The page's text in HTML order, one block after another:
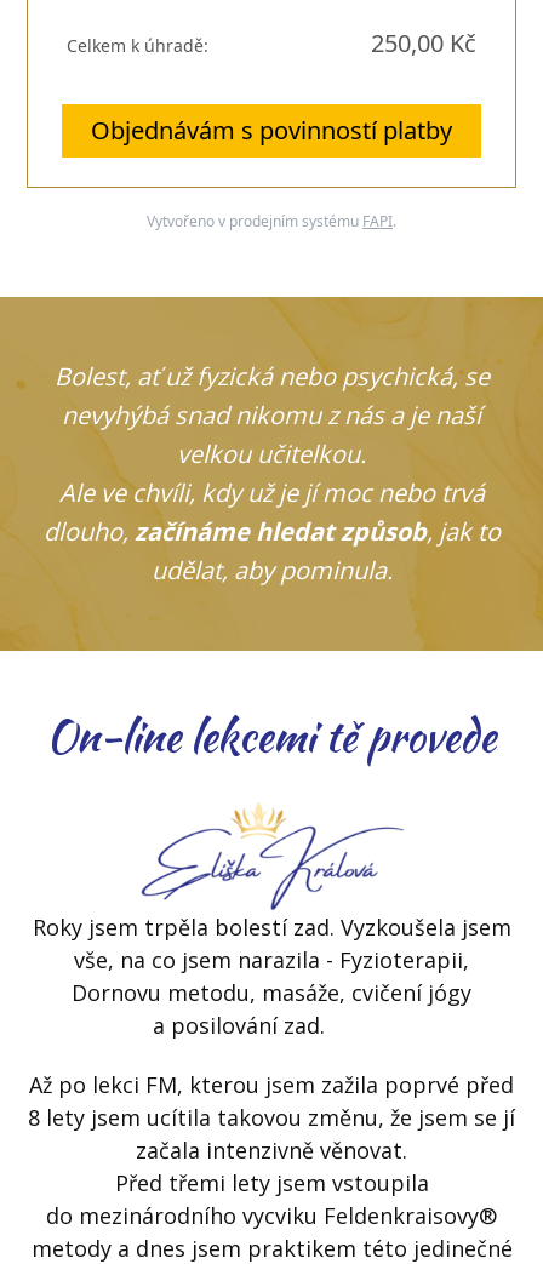
Celkem k úhradě: 250,00 Kč
Objednávám s povinností platby
Vytvořeno v prodejním systému FAPI.
Bolest, ať už fyzická nebo psychická, se
nevyhýbá snad nikomu z nás a je naší
velkou učitelkou.
Ale ve chvíli, kdy už je jí moc nebo trvá
dlouho, začínáme hledat způsob, jak to
udělat, aby pominula.
On-line lekcemi tě provede
Roky jsem trpěla bolestí zad. Vyzkoušela jsem
vše, na co jsem narazila - Fyzioterapii,
Dornovu metodu, masáže, cvičení jógy
a posilování zad.
Až po lekci FM, kterou jsem zažila poprvé před
8 lety jsem ucítila takovou změnu, že jsem se jí
začala intenzivně věnovat.
Před třemi lety jsem vstoupila
do mezinárodního vycviku Feldenkraisovy®
metody a dnes jsem praktikem této jedinečné